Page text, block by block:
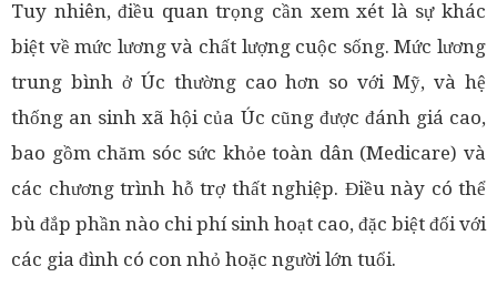
Tuy nhiên, điều quan trọng cần xem xét là sự khác
biệt về mức lương và chất lượng cuộc sống. Mức lương
trung bình ở Úc thường cao hơn so với Mỹ, và hệ
thống an sinh xã hội của Úc cũng được đánh giá cao,
bao gồm chăm sóc sức khỏe toàn dân (Medicare) và
các chương trình hỗ trợ thất nghiệp. Điều này có thể
bù đắp phần nào chi phí sinh hoạt cao, đặc biệt đối với
các gia đình có con nhỏ hoặc người lớn tuổi.